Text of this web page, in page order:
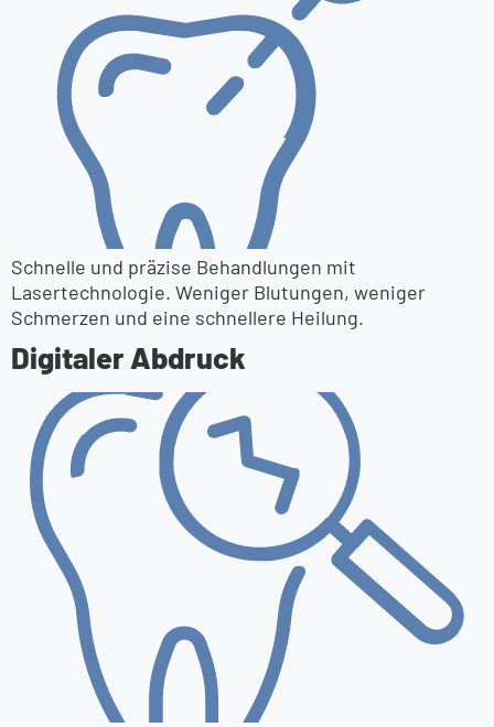
Schnelle und präzise Behandlungen mit
Lasertechnologie. Weniger Blutungen, weniger
Schmerzen und eine schnellere Heilung.
Digitaler Abdruck